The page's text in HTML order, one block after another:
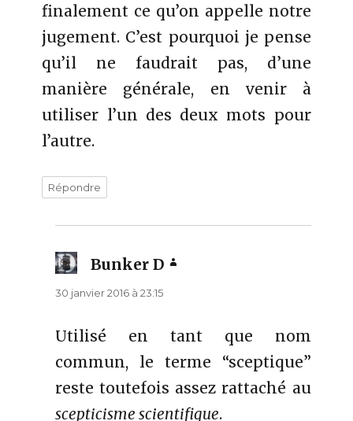
finalement ce qu’on appelle notre
jugement. C’est pourquoi je pense
qu’il ne faudrait pas, d’une
manière générale, en venir à
utiliser l’un des deux mots pour
l’autre.
Répondre
Bunker D
30 janvier 2016 à 23:15
Utilisé en tant que nom
commun, le terme “sceptique”
reste toutefois assez rattaché au
scepticisme scientifique.